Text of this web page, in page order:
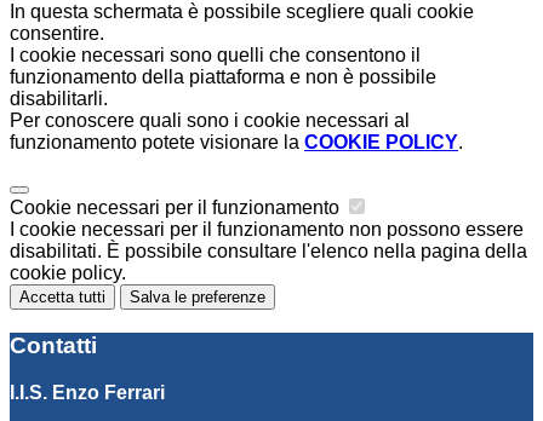
In questa schermata è possibile scegliere quali cookie
consentire.
I cookie necessari sono quelli che consentono il
funzionamento della piattaforma e non è possibile
disabilitarli.
Per conoscere quali sono i cookie necessari al
funzionamento potete visionare la COOKIE POLICY.
Cookie necessari per il funzionamento
I cookie necessari per il funzionamento non possono essere
disabilitati. È possibile consultare l'elenco nella pagina della
cookie policy.
Accetta tutti Salva le preferenze
Contatti
I.I.S. Enzo Ferrari